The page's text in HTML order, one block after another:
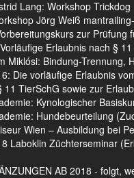
Lang: Workshop Trickdog
Jörg Weiß
zur
Erlaubnis nach §
Miklósi: Bindung-Trennung,
Die vorläufige Erlaubnis
TierSchG sowie zur
Kynologischer
Hundebeurteilung
Wien – Ausbildung bei
Laboklin Züchterseminar
AB 2018 - folgt,